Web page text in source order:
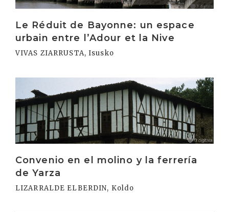
Le Réduit de Bayonne: un espace
urbain entre l’Adour et la Nive
VIVAS ZIARRUSTA, Isusko
Convenio en el molino y la ferrería
de Yarza
LIZARRALDE ELBERDIN, Koldo